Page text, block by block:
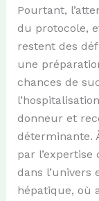
Pourtant,
du protocole,
restent des
une
chances de
donneur et
déterminante.
par l’expertise
dans l’univers
hépatique, où